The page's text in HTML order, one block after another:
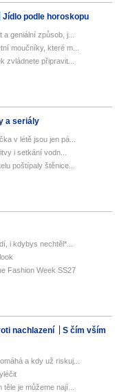
Jídlo podle horoskopu
geniální způsob, j...
moučníky, které m...
zvládnete připravit...
a seriály
v létě jsou jen pá...
i setkání vodn...
poštípaly štěnice...
i kdybys nechtěl*...
Fashion Week SS27
nachlazení
S čím vším
a kdy už riskuj...
je můžeme nají...